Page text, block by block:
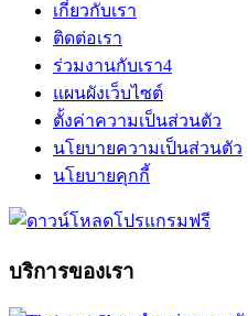
เกี่ยวกับเรา
ติดต่อเรา
ร่วมงานกับเรา4
แผนผังเว็บไซต์
ตั้งค่าความเป็นส่วนตัว
นโยบายความเป็นส่วนตัว
นโยบายคุกกี้
บริการของเรา